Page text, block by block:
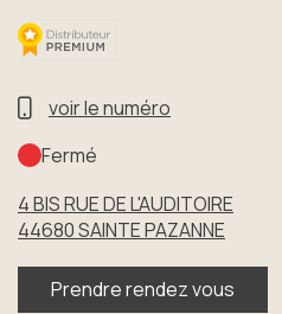
voir le numéro
Fermé
4 BIS RUE DE L'AUDITOIRE
44680SAINTE PAZANNE
Prendre rendez vous